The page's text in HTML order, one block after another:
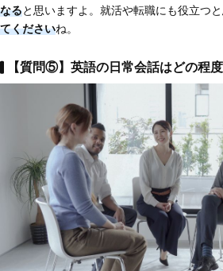
なると思いますよ。就活や転職にも役立つ
てくださいね。
【質問⑤】英語の日常会話はどの程